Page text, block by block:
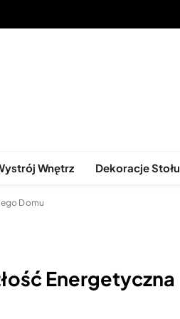
Wnętrz Dekoracje Stołu
Domu
Energetyczna